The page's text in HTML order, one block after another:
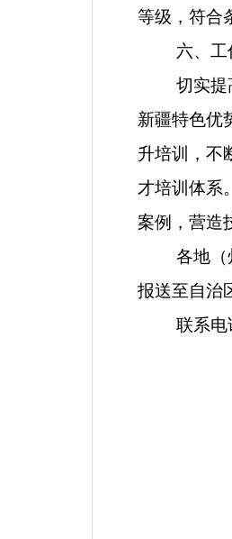
等级，符合
六、工
切实提
新疆特色优
升培训，不
才培训体系
案例，营造
各地（
报送至自治
联系电